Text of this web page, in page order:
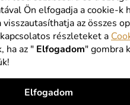
Ön elfogadja a cookie-k
az összes
részleteket a
ha az " Elfogadom" gombra
Elfogadom
szett Harry Potter - 9 és
KOSÁRBA